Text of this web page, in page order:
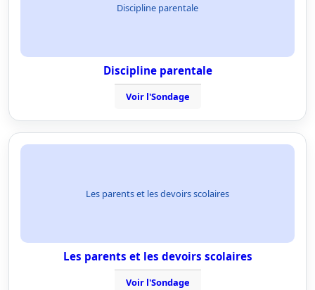
Discipline parentale
Discipline parentale
Voir l'Sondage
Les parents et les devoirs scolaires
Les parents et les devoirs scolaires
Voir l'Sondage